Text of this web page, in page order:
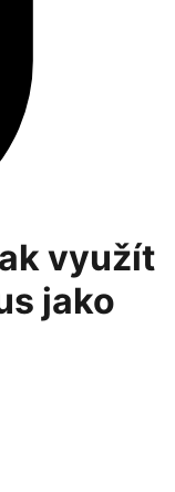
využít
jako